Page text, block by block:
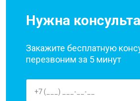
Нужна
Закажите бесплатную
перезвоним за 5 минут